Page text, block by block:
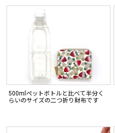
500mlペットボトルと比べて半分く
らいのサイズの二つ折り財布です